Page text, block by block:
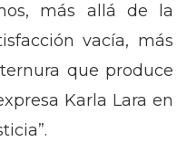
más allá de la
vacía, más
que produce
Karla Lara en